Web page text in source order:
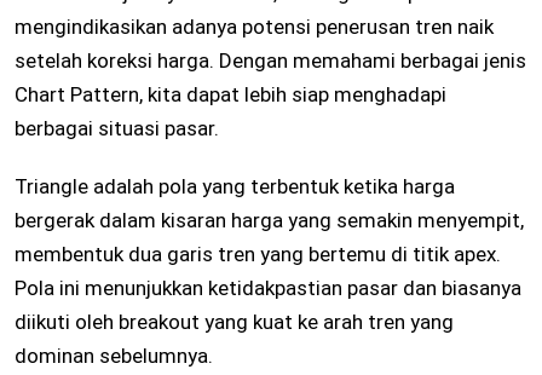
mengindikasikan adanya potensi penerusan tren naik
setelah koreksi harga. Dengan memahami berbagai jenis
Chart Pattern, kita dapat lebih siap menghadapi
berbagai situasi pasar.
Triangle adalah pola yang terbentuk ketika harga
bergerak dalam kisaran harga yang semakin menyempit,
membentuk dua garis tren yang bertemu di titik apex.
Pola ini menunjukkan ketidakpastian pasar dan biasanya
diikuti oleh breakout yang kuat ke arah tren yang
dominan sebelumnya.